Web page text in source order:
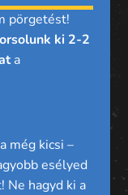
pörgetést!
ki 2-2
a
még kicsi –
esélyed
Ne hagyd ki a